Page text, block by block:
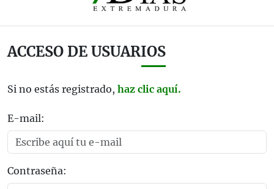
ACCESO DE USUARIOS
Si no estás registrado, haz clic aquí.
E-mail:
Contraseña: